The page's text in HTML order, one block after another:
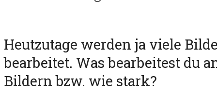
Heutzutage werden ja viele
bearbeitet. Was bearbeitest du
Bildern bzw. wie stark?